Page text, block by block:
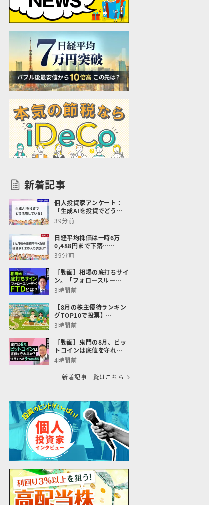
新着記事
個人投資家アンケート：
「生成AIを投資でどう…
39分前
日経平均株価は一時6万
0,488円まで下落……
39分前
［動画］相場の底打ちサイ
ン。「フォロースルー…
3時間前
【8月の株主優待ランキン
グTOP10で投票】…
3時間前
［動画］鬼門の8月、ビッ
トコインは底値を守れ…
4時間前
新着記事一覧はこちら